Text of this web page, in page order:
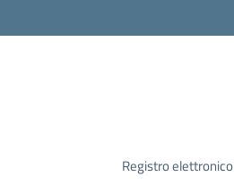
Registro elettronico